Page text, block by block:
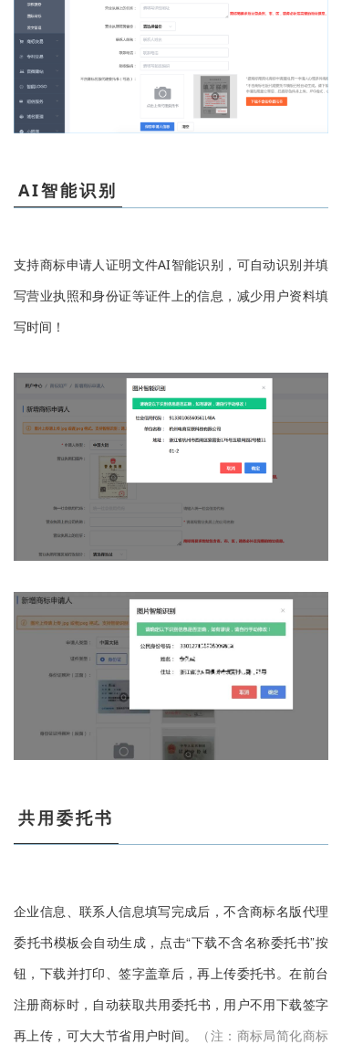
AI智能识别
支持商标申请人证明文件AI智能识别，可自动识别并填
写营业执照和身份证等证件上的信息，减少用户资料填
写时间！
共用委托书
企业信息、联系人信息填写完成后，不含商标名版代理
委托书模板会自动生成，点击“下载不含名称委托书”按
钮，下载并打印、签字盖章后，再上传委托书。在前台
注册商标时， 自动获取共用委托书，用户不用下载签字
再上传，可大大节省用户时间。
（注：商标局简化商标